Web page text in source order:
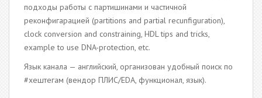
подходы работы с партишинами и частичной
реконфигарацией (partitions and partial recunfiguration),
clock conversion and constraining, HDL tips and tricks,
example to use DNA-protection, etc.
Язык канала — английский, организован удобный поиск по
#хештегам (вендор ПЛИС/EDA, функционал, язык).